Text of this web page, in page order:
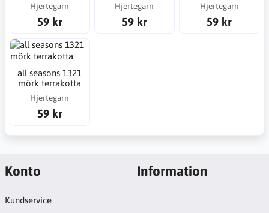
Hjertegarn
59 kr
Hjertegarn
59 kr
Hjertegarn
59 kr
all seasons 1321
mörk terrakotta
Hjertegarn
59 kr
Konto
Kundservice
Information